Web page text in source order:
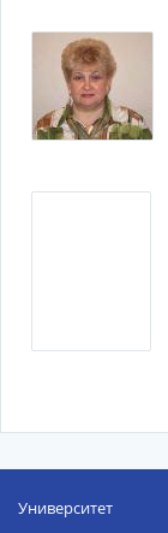
Университет